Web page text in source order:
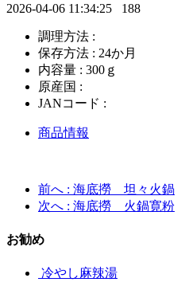
2026-04-06 11:34:25 188
調理方法 :
保存方法 : 24か月
内容量 : 300ｇ
原産国 :
JANコード :
商品情報
前へ : 海底撈 坦々火鍋
次へ : 海底撈 火鍋寛粉
お勧め
冷やし麻辣湯